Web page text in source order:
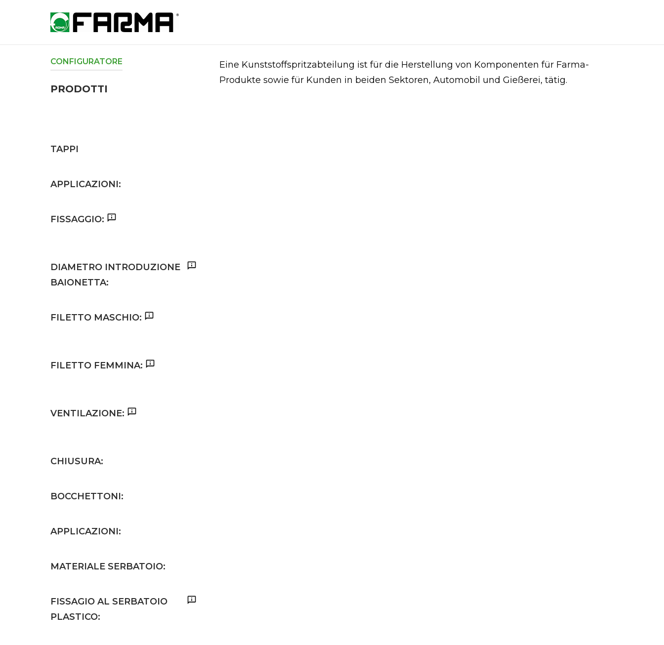
Home
Eine Kunststoffspritzabteilung ist für die Herstellung von Komponenten für Farma-
Produkte sowie für Kunden in beiden Sektoren, Automobil und Gießerei, tätig.
CONFIGURATORE
PRODOTTI
TAPPI
APPLICAZIONI:
FISSAGGIO:
DIAMETRO INTRODUZIONE
BAIONETTA:
FILETTO MASCHIO:
FILETTO FEMMINA:
VENTILAZIONE:
CHIUSURA:
BOCCHETTONI:
APPLICAZIONI:
MATERIALE SERBATOIO:
FISSAGIO AL SERBATOIO
PLASTICO: